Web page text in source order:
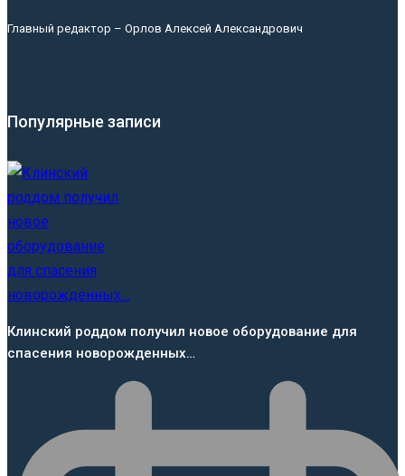
Главный редактор – Орлов Алексей Александрович
Популярные записи
Клинский роддом получил новое оборудование для
спасения новорожденных…